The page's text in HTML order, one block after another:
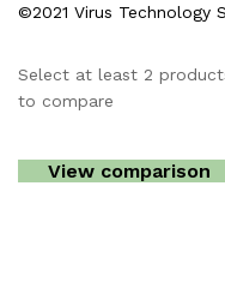
©2021 Virus Technology
Select at least 2
to compare
View comparison